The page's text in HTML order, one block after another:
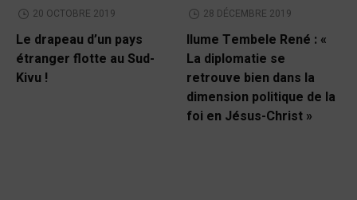
20 OCTOBRE 2019
Le drapeau d’un pays
étranger flotte au Sud-
Kivu !
28 DÉCEMBRE 2019
Ilume Tembele René : «
La diplomatie se
retrouve bien dans la
dimension politique de la
foi en Jésus-Christ »